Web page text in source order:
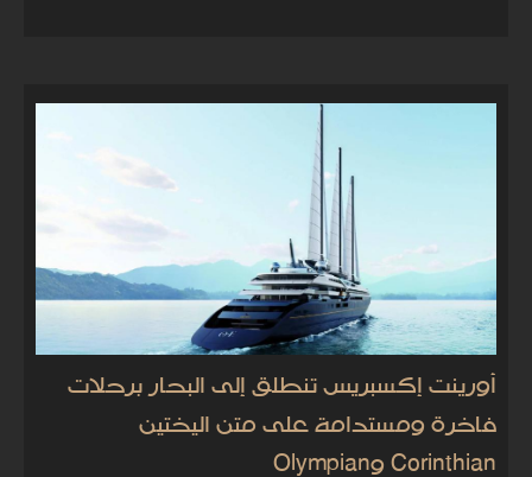
أورينت إكسبريس تنطلق إلى البحار برحلات
فاخرة ومستدامة على متن اليختين
Corinthian وOlympian